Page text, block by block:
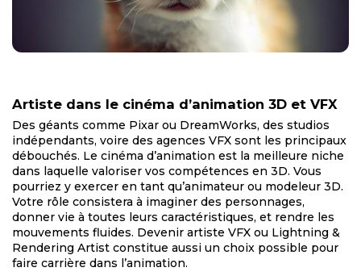
Artiste dans le cinéma d’animation 3D et VFX
Des géants comme Pixar ou DreamWorks, des studios
indépendants, voire des agences VFX sont les principaux
débouchés. Le cinéma d’animation est la meilleure niche
dans laquelle valoriser vos compétences en 3D. Vous
pourriez y exercer en tant qu’animateur ou modeleur 3D.
Votre rôle consistera à imaginer des personnages,
donner vie à toutes leurs caractéristiques, et rendre les
mouvements fluides. Devenir artiste VFX ou Lightning &
Rendering Artist constitue aussi un choix possible pour
faire carrière dans l’animation.